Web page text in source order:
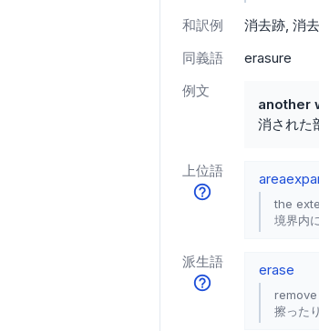
和訳例 消去跡 消
同義語
erasure
例文
another
消された
上位語 area
the
境界内
派生語 erase
擦った